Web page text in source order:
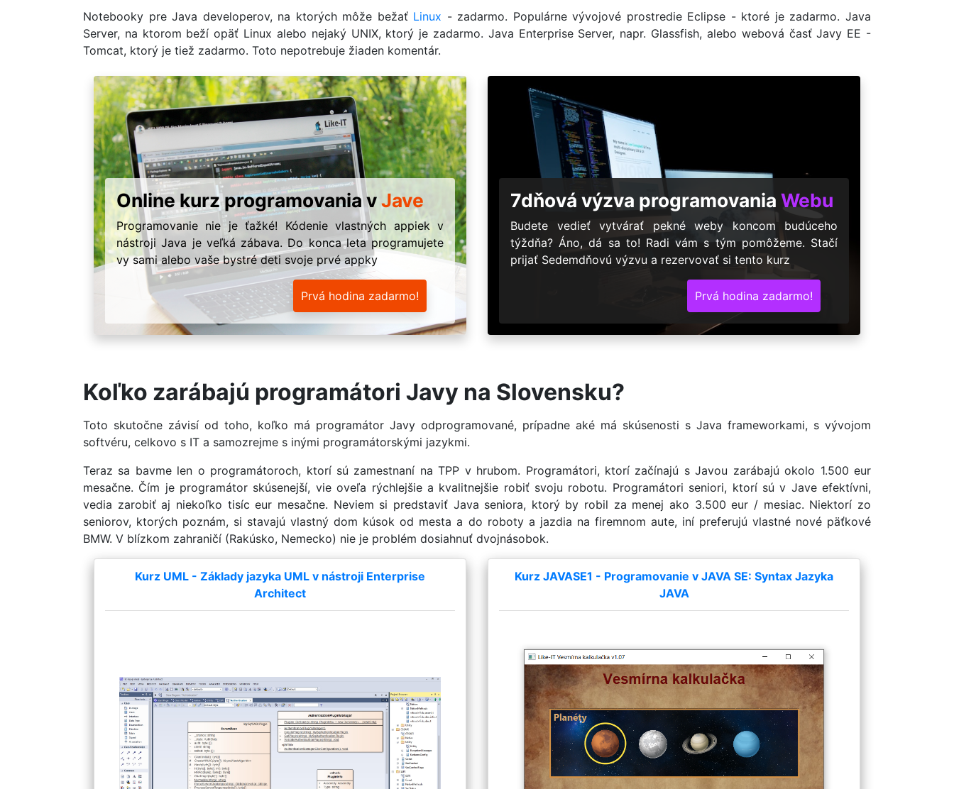
Notebooky pre Java developerov, na ktorých môže bežať Linux - zadarmo. Populárne vývojové prostredie Eclipse - ktoré je zadarmo. Java
Server, na ktorom beží opäť Linux alebo nejaký UNIX, ktorý je zadarmo. Java Enterprise Server, napr. Glassfish, alebo webová časť Javy EE -
Tomcat, ktorý je tiež zadarmo. Toto nepotrebuje žiaden komentár.
Online kurz programovania vJave
Programovanie nie je ťažké! Kódenie vlastných appiek v
nástroji Java je veľká zábava. Do konca leta programujete
vy sami alebo vaše bystré deti svoje prvé appky
Prvá hodina zadarmo!
7dňová výzva programovania Webu
Budete vedieť vytvárať pekné weby koncom budúceho
týždňa? Áno, dá sa to! Radi vám s tým pomôžeme. Stačí
prijať Sedemdňovú výzvu a rezervovať si tento kurz
Prvá hodina zadarmo!
Koľko zarábajú programátori Javy na Slovensku?
Toto skutočne závisí od toho, koľko má programátor Javy odprogramované, prípadne aké má skúsenosti s Java frameworkami, s vývojom
softvéru, celkovo s IT a samozrejme s inými programátorskými jazykmi.
Teraz sa bavme len o programátoroch, ktorí sú zamestnaní na TPP v hrubom. Programátori, ktorí začínajú s Javou zarábajú okolo 1.500 eur
mesačne. Čím je programátor skúsenejší, vie oveľa rýchlejšie a kvalitnejšie robiť svoju robotu. Programátori seniori, ktorí sú v Jave efektívni,
vedia zarobiť aj niekoľko tisíc eur mesačne. Neviem si predstaviť Java seniora, ktorý by robil za menej ako 3.500 eur / mesiac. Niektorí zo
seniorov, ktorých poznám, si stavajú vlastný dom kúsok od mesta a do roboty a jazdia na firemnom aute, iní preferujú vlastné nové päťkové
BMW. V blízkom zahraničí (Rakúsko, Nemecko) nie je problém dosiahnuť dvojnásobok.
Kurz UML - Základy jazyka UML v nástroji Enterprise
Architect
Kurz JAVASE1 - Programovanie v JAVA SE: Syntax Jazyka
JAVA